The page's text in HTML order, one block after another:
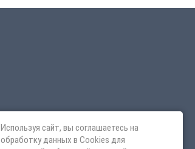
Используя сайт, вы соглашаетесь на
обработку данных в Cookies для